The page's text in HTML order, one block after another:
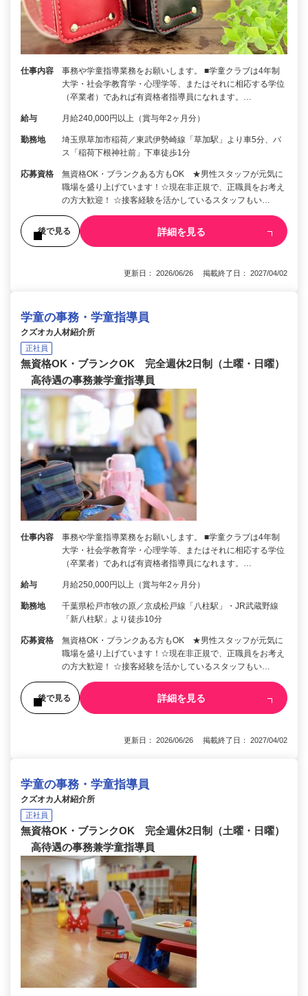
仕事内容
事務や学童指導業務をお願いします。 ■学童クラブは4年制
大学・社会学教育学・心理学等、またはそれに相応する学位
（卒業者）であれば有資格者指導員になれます。…
給与 月給240,000円以上（賞与年2ヶ月分）
勤務地
埼玉県草加市稲荷／東武伊勢崎線「草加駅」より車5分、バ
ス「稲荷下根神社前」下車徒歩1分
応募資格
無資格OK・ブランクある方もOK ★男性スタッフが元気に
職場を盛り上げています！☆現在非正規で、正職員をお考え
の方大歓迎！ ☆接客経験を活かしているスタッフもい…
後で見る 詳細を見る
更新日： 2026/06/26 掲載終了日： 2027/04/02
学童の事務・学童指導員
クズオカ人材紹介所
正社員
無資格OK・ブランクOK 完全週休2日制（土曜・日曜）
高待遇の事務兼学童指導員
仕事内容
事務や学童指導業務をお願いします。 ■学童クラブは4年制
大学・社会学教育学・心理学等、またはそれに相応する学位
（卒業者）であれば有資格者指導員になれます。…
給与 月給250,000円以上（賞与年2ヶ月分）
勤務地
千葉県松戸市牧の原／京成松戸線「八柱駅」・JR武蔵野線
「新八柱駅」より徒歩10分
応募資格
無資格OK・ブランクある方もOK ★男性スタッフが元気に
職場を盛り上げています！☆現在非正規で、正職員をお考え
の方大歓迎！ ☆接客経験を活かしているスタッフもい…
後で見る 詳細を見る
更新日： 2026/06/26 掲載終了日： 2027/04/02
学童の事務・学童指導員
クズオカ人材紹介所
正社員
無資格OK・ブランクOK 完全週休2日制（土曜・日曜）
高待遇の事務兼学童指導員